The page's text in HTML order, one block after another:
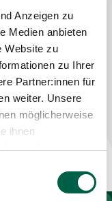
Anzeigen zu
Medien anbieten
Website zu
zu Ihrer
Partner:innen für
weiter. Unsere
möglicherweise
ihnen
Ihrer